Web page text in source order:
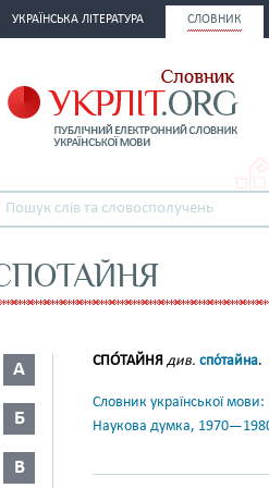
УКРАЇНСЬКА ЛІТЕРАТУРА СЛОВНИК
А
Б
В
СПО́ТАЙНЯ див. спо́тайна.
Словник української
Наукова думка,